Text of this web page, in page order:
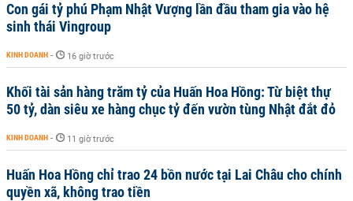
Con gái tỷ phú Phạm Nhật Vượng lần đầu tham gia vào hệ
sinh thái Vingroup
KINH DOANH - 16 giờ trước
Khối tài sản hàng trăm tỷ của Huấn Hoa Hồng: Từ biệt thự
50 tỷ, dàn siêu xe hàng chục tỷ đến vườn tùng Nhật đắt đỏ
KINH DOANH - 11 giờ trước
Huấn Hoa Hồng chỉ trao 24 bồn nước tại Lai Châu cho chính
quyền xã, không trao tiền